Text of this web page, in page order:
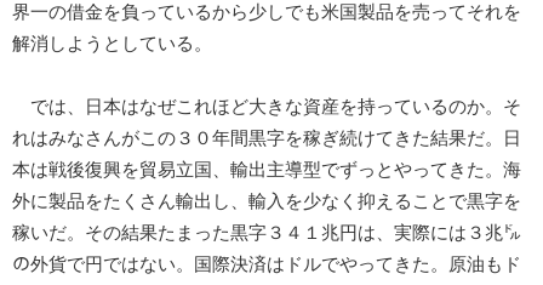
界一の借金を負っているから少しでも米国製品を売ってそれを
解消しようとしている。
では、日本はなぜこれほど大きな資産を持っているのか。そ
れはみなさんがこの３０年間黒字を稼ぎ続けてきた結果だ。日
本は戦後復興を貿易立国、輸出主導型でずっとやってきた。海
外に製品をたくさん輸出し、輸入を少なく抑えることで黒字を
稼いだ。その結果たまった黒字３４１兆円は、実際には３兆㌦
の外貨で円ではない。国際決済はドルでやってきた。原油もド